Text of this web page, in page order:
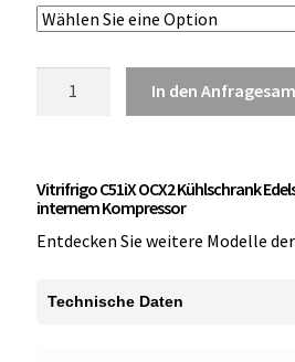
Wissenswertes
Konfigurator
mit
Gefrierfach
Edelstahl
In den
Vitrifrigo C51iX OCX2 Kühlschrank
internem Kompressor
Entdecken Sie weitere Modelle der
Technische Daten